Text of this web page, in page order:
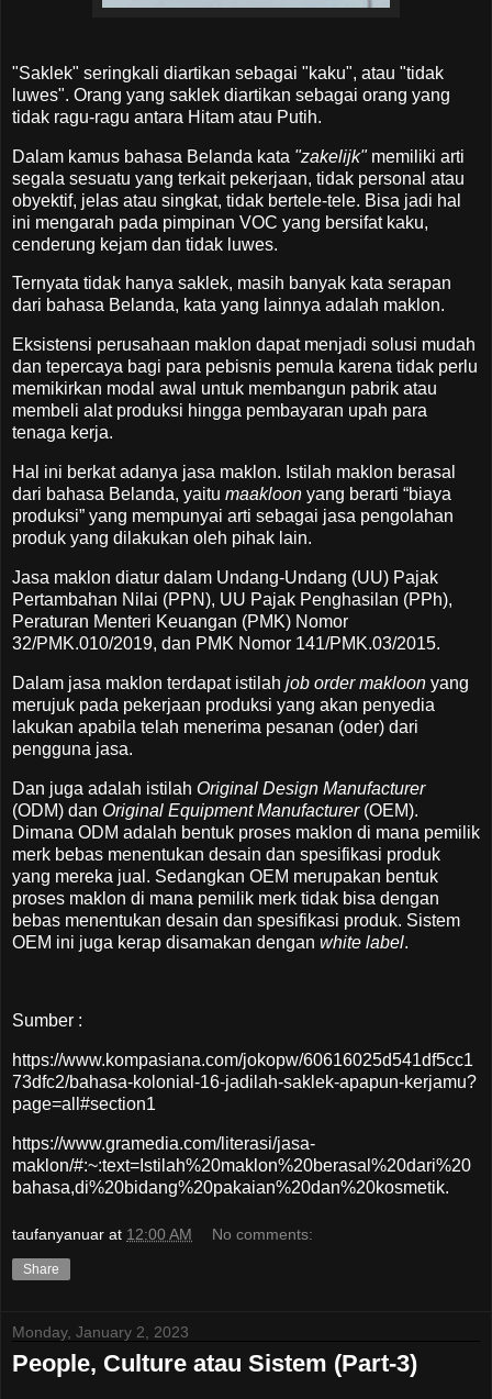
"Saklek" seringkali diartikan sebagai "kaku", atau "tidak
luwes". Orang yang saklek diartikan sebagai orang yang
tidak ragu-ragu antara Hitam atau Putih.
Dalam kamus bahasa Belanda kata "zakelijk"memiliki arti
segala sesuatu yang terkait pekerjaan, tidak personal atau
obyektif, jelas atau singkat, tidak bertele-tele. Bisa jadi hal
ini mengarah pada pimpinan VOC yang bersifat kaku,
cenderung kejam dan tidak luwes.
Ternyata tidak hanya saklek, masih banyak kata serapan
dari bahasa Belanda, kata yang lainnya adalah maklon.
Eksistensi perusahaan maklon dapat menjadi solusi mudah
dan tepercaya bagi para pebisnis pemula karena tidak perlu
memikirkan modal awal untuk membangun pabrik atau
membeli alat produksi hingga pembayaran upah para
tenaga kerja.
Hal ini berkat adanya jasa maklon. Istilah maklon berasal
dari bahasa Belanda, yaitu maakloon yang berarti “biaya
produksi” yang mempunyai arti sebagai jasa pengolahan
produk yang dilakukan oleh pihak lain.
Jasa maklon diatur dalam Undang-Undang (UU) Pajak
Pertambahan Nilai (PPN), UU Pajak Penghasilan (PPh),
Peraturan Menteri Keuangan (PMK) Nomor
32/PMK.010/2019, dan PMK Nomor 141/PMK.03/2015.
Dalam jasa maklon terdapat istilah job order makloon yang
merujuk pada pekerjaan produksi yang akan penyedia
lakukan apabila telah menerima pesanan (oder) dari
pengguna jasa.
Dan juga adalah istilah Original Design Manufacturer
(ODM) dan Original Equipment Manufacturer (OEM).
Dimana ODM adalah bentuk proses maklon di mana pemilik
merk bebas menentukan desain dan spesifikasi produk
yang mereka jual. Sedangkan OEM merupakan bentuk
proses maklon di mana pemilik merk tidak bisa dengan
bebas menentukan desain dan spesifikasi produk. Sistem
OEM ini juga kerap disamakan dengan white label.
Sumber :
https://www.kompasiana.com/jokopw/60616025d541df5cc1
73dfc2/bahasa-kolonial-16-jadilah-saklek-apapun-kerjamu?
page=all#section1
https://www.gramedia.com/literasi/jasa-
maklon/#:~:text=Istilah%20maklon%20berasal%20dari%20
bahasa,di%20bidang%20pakaian%20dan%20kosmetik.
taufanyanuar at 12:00 AM No comments:
Share
Monday, January 2, 2023
People, Culture atau Sistem (Part-3)